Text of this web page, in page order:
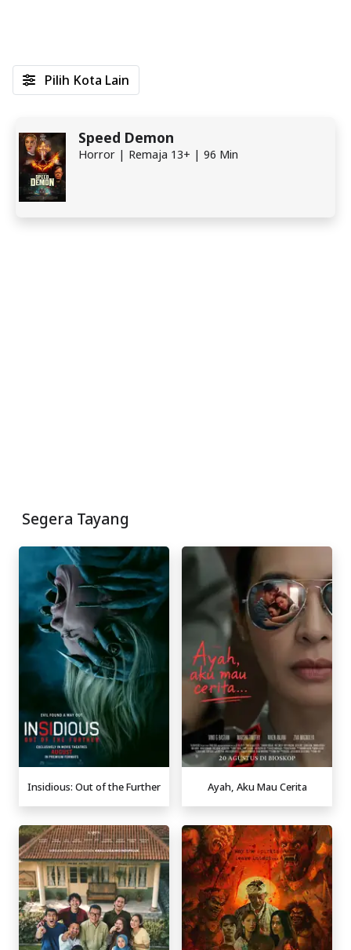
Speed Demon
Horror | Remaja 13+ | 96 Min
Pilih Kota Lain
Segera Tayang
Insidious: Out of the Further Ayah, Aku Mau Cerita